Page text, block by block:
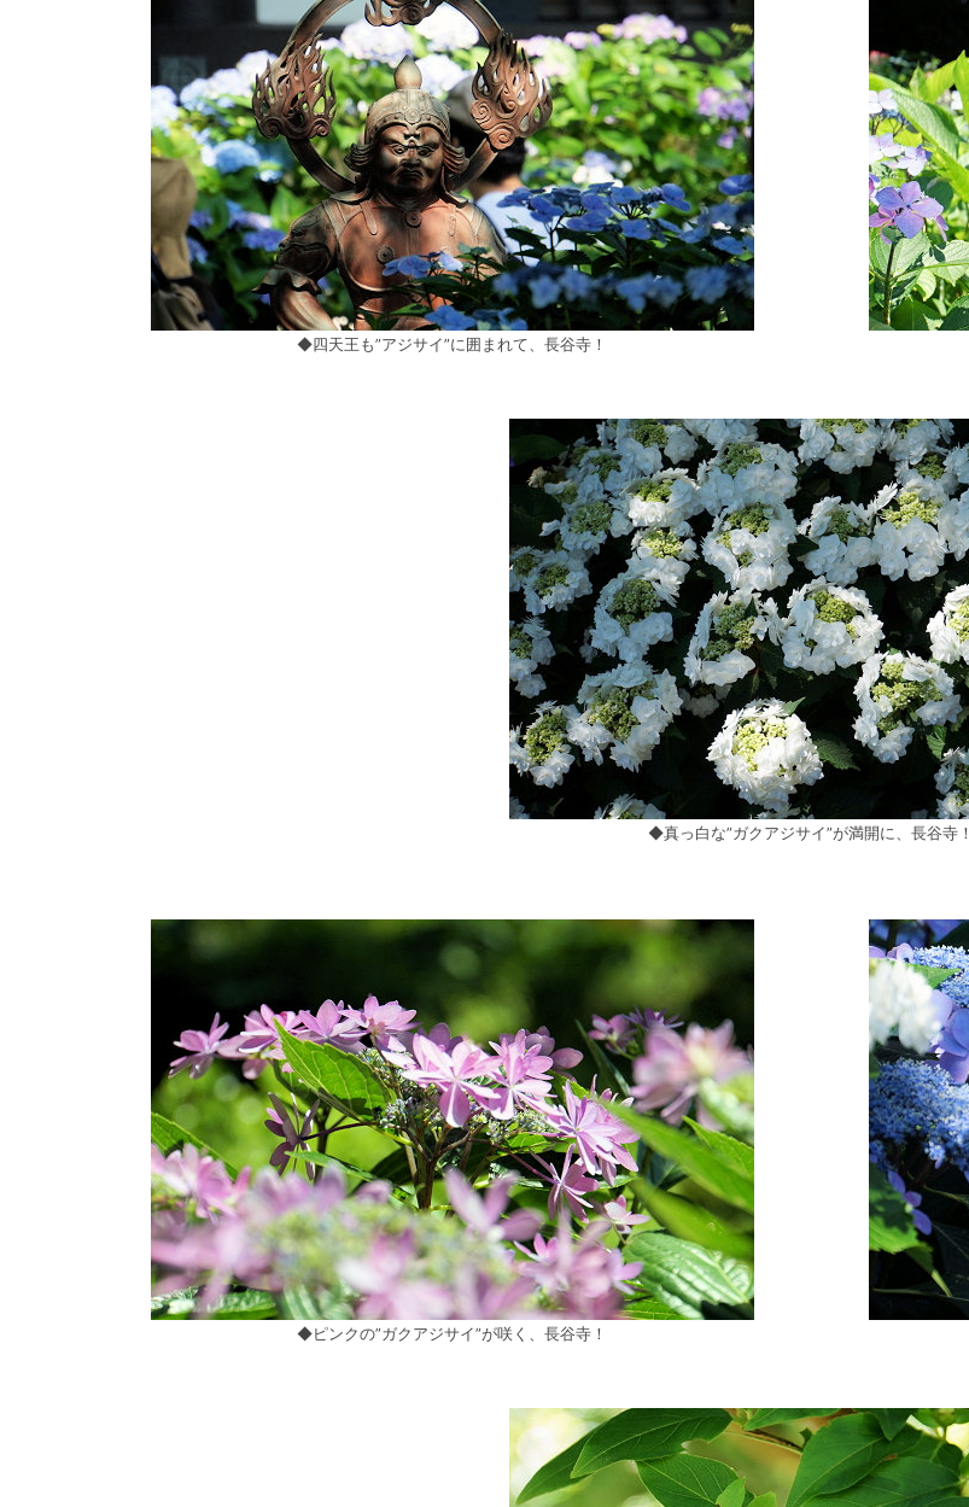
◆四天王も”アジサイ”に囲まれて、長谷寺！
◆真っ白な”ガクアジサイ”が満開に、長谷寺！
◆ピンクの”ガクアジサイ”が咲く、長谷寺！